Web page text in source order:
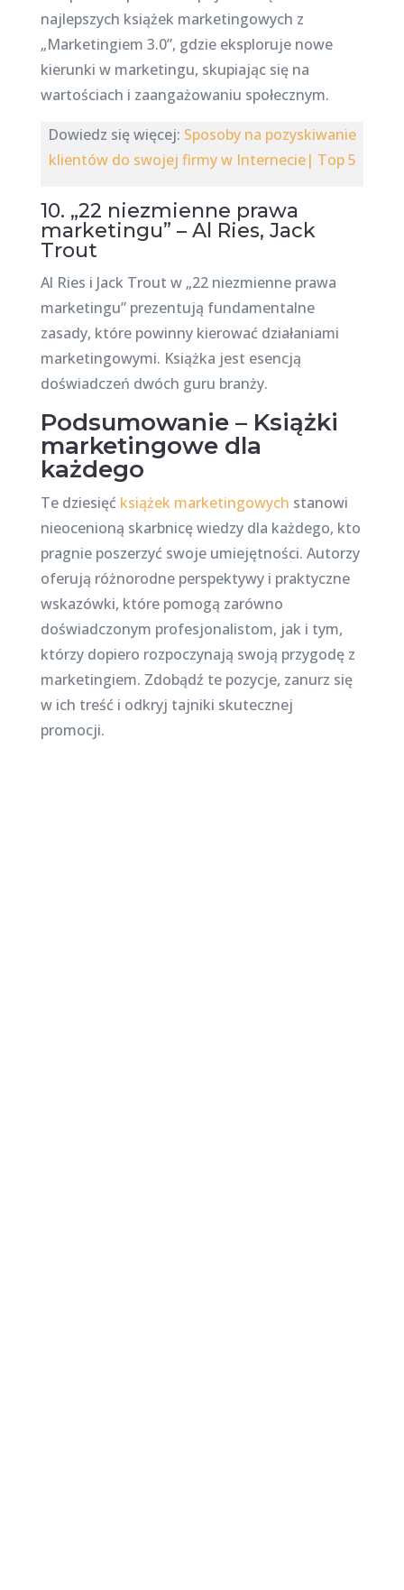
najlepszych książek marketingowych z
„Marketingiem 3.0”, gdzie eksploruje nowe
kierunki w marketingu, skupiając się na
wartościach i zaangażowaniu społecznym.
Dowiedz się więcej: Sposoby na pozyskiwanie
klientów do swojej firmy w Internecie| Top 5
10. „22 niezmienne prawa
marketingu” – Al Ries, Jack
Trout
Al Ries i Jack Trout w „22 niezmienne prawa
marketingu” prezentują fundamentalne
zasady, które powinny kierować działaniami
marketingowymi. Książka jest esencją
doświadczeń dwóch guru branży.
Podsumowanie – Książki
marketingowe dla
każdego
Te dziesięć książek marketingowych stanowi
nieocenioną skarbnicę wiedzy dla każdego, kto
pragnie poszerzyć swoje umiejętności. Autorzy
oferują różnorodne perspektywy i praktyczne
wskazówki, które pomogą zarówno
doświadczonym profesjonalistom, jak i tym,
którzy dopiero rozpoczynają swoją przygodę z
marketingiem. Zdobądź te pozycje, zanurz się
w ich treść i odkryj tajniki skutecznej
promocji.